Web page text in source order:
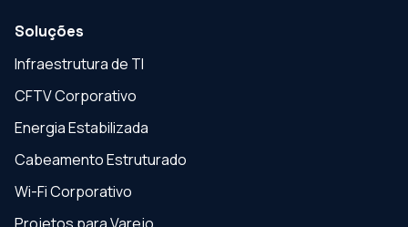
Soluções
Infraestrutura de TI
CFTV Corporativo
Energia Estabilizada
Cabeamento Estruturado
Wi-Fi Corporativo
Projetos para Varejo